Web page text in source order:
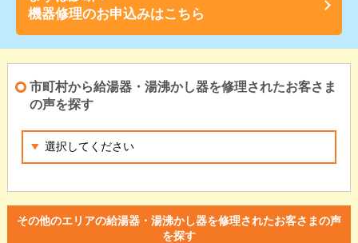
機器修理のお申込みはこちら
市町村から給湯器・湯沸かし器を修理されたお客さま
の声を探す
その他のエリアの給湯器・湯沸かし器を修理されたお客さまの声
を探す